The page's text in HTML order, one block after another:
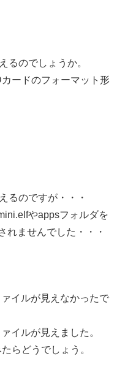
るのでしょうか。
ードのフォーマット形
るのですが・・・
やappsフォルダを
れませんでした・・・
イルが見えなかったで
イルが見えました。
らどうでしょう。